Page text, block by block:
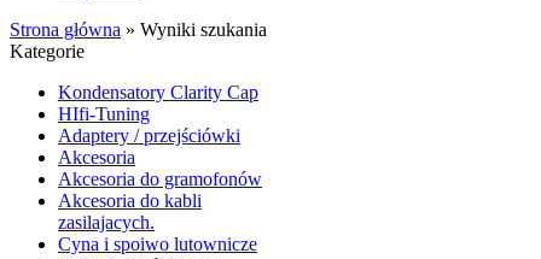
Strona główna » Wyniki szukania
Kategorie
Kondensatory Clarity Cap
HIfi-Tuning
Adaptery / przejściówki
Akcesoria
Akcesoria do gramofonów
Akcesoria do kabli
zasilajacych.
Cyna i spoiwo lutownicze